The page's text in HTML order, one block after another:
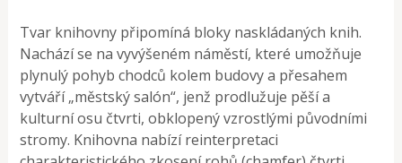
Tvar knihovny připomíná bloky naskládaných knih.
Nachází se na vyvýšeném náměstí, které umožňuje
plynulý pohyb chodců kolem budovy a přesahem
vytváří „městský salón“, jenž prodlužuje pěší a
kulturní osu čtvrti, obklopený vzrostlými původními
stromy. Knihovna nabízí reinterpretaci